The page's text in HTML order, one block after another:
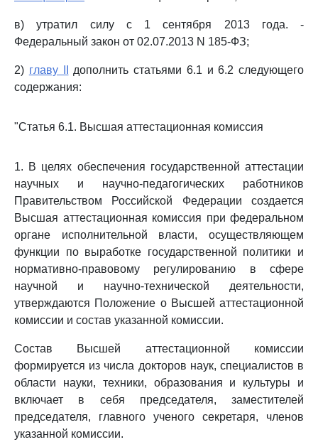
в) утратил силу с 1 сентября 2013 года. -
Федеральный закон от 02.07.2013 N 185-ФЗ;
2) главу II
дополнить статьями 6.1 и 6.2 следующего
содержания:
"Статья 6.1. Высшая аттестационная комиссия
1. В целях обеспечения государственной аттестации
научных и научно-педагогических работников
Правительством Российской Федерации создается
Высшая аттестационная комиссия при федеральном
органе исполнительной власти, осуществляющем
функции по выработке государственной политики и
нормативно-правовому регулированию в сфере
научной и научно-технической деятельности,
утверждаются Положение о Высшей аттестационной
комиссии и состав указанной комиссии.
Состав Высшей аттестационной комиссии
формируется из числа докторов наук, специалистов в
области науки, техники, образования и культуры и
включает в себя председателя, заместителей
председателя, главного ученого секретаря, членов
указанной комиссии.